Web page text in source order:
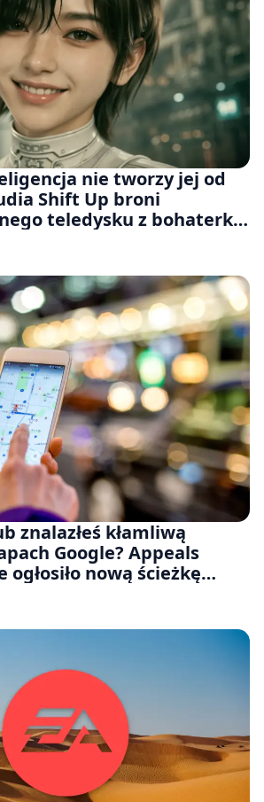
nie tworzy jej od
Shift Up broni
teledysku z bohaterką
Rain
znalazłeś kłamliwą
Google? Appeals
ogłosiło nową ścieżkę
firm i konsumentów